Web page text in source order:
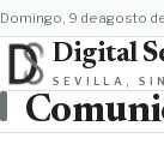
domingo, 9 de agosto
Digital
SEVILLA,